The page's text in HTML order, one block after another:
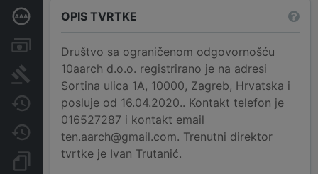
Dubinska bonitetna ocjena
Računi i blokade
Sudske objave
Javne nabavke
Promjene
Dokumenti i objave
OPIS TVRTKE
Društvo sa ograničenom odgovornošću
10aarch d.o.o. registrirano je na adresi
Sortina ulica 1A, 10000, Zagreb, Hrvatska i
posluje od 16.04.2020.. Kontakt telefon je
016527287 i kontakt email
ten.aarch@gmail.com. Trenutni direktor
tvrtke je Ivan Trutanić.